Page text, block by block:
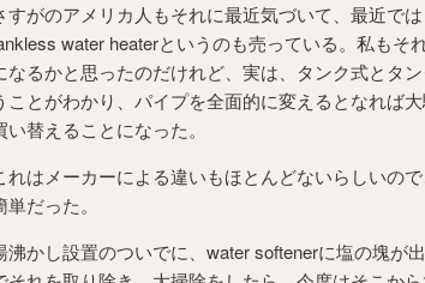
すがのアメリカ人もそれに最近気づいて、最近で
water heaterというのも売っている。私もそ
なるかと思ったのだけれど、実は、タンク式とタ
ことがわかり、パイプを全面的に変えるとなれば
い替えることになった。
れはメーカーによる違いもほとんどないらしいの
単だった。
沸かし設置のついでに、water softenerに塩の塊が